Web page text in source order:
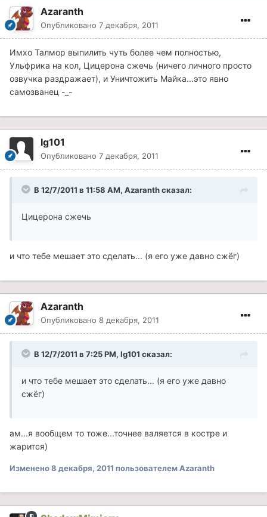
Azaranth
Опубликовано 7 декабря, 2011
Имхо Талмор выпилить чуть более чем полностью,
Ульфрика на кол, Цицерона сжечь (ничего личного просто
озвучка раздражает), и Уничтожить Майка...это явно
самозванец -_-
Ig101
Опубликовано 7 декабря, 2011
В 12/7/2011 в 11:58 AM, Azaranth сказал:
Цицерона сжечь
и что тебе мешает это сделать... (я его уже давно сжёг)
Azaranth
Опубликовано 8 декабря, 2011
В 12/7/2011 в 7:25 PM, Ig101 сказал:
и что тебе мешает это сделать... (я его уже давно
сжёг)
ам...я вообщем то тоже...точнее валяется в костре и
жарится)
Изменено8 декабря, 2011 пользователем Azaranth